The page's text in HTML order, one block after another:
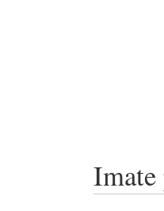
Imate